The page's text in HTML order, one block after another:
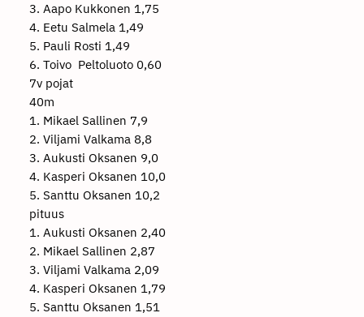
3. Aapo Kukkonen 1,75
4. Eetu Salmela 1,49
5. Pauli Rosti 1,49
6. Toivo Peltoluoto 0,60
7v pojat
40m
1. Mikael Sallinen 7,9
2. Viljami Valkama 8,8
3. Aukusti Oksanen 9,0
4. Kasperi Oksanen 10,0
5. Santtu Oksanen 10,2
pituus
1. Aukusti Oksanen 2,40
2. Mikael Sallinen 2,87
3. Viljami Valkama 2,09
4. Kasperi Oksanen 1,79
5. Santtu Oksanen 1,51